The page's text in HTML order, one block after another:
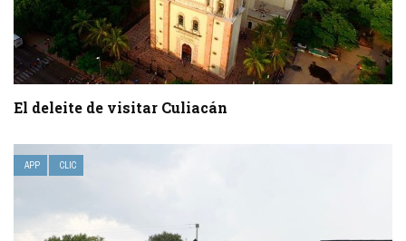
El deleite de visitar Culiacán
APP CLIC